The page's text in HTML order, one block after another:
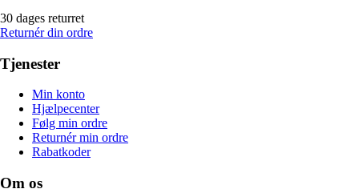
30 dages returret
Returnér din ordre
Tjenester
Min konto
Hjælpecenter
Følg min ordre
Returnér min ordre
Rabatkoder
Om os